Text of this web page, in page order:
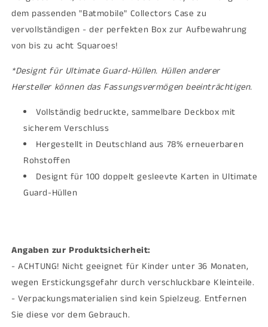
dem passenden "Batmobile" Collectors Case zu
vervollständigen - der perfekten Box zur Aufbewahrung
von bis zu acht Squaroes!
*Designt für Ultimate Guard-Hüllen. Hüllen anderer
Hersteller können das Fassungsvermögen beeinträchtigen.
Vollständig bedruckte, sammelbare Deckbox mit
sicherem Verschluss
Hergestellt in Deutschland aus 78% erneuerbaren
Rohstoffen
Designt für 100 doppelt gesleevte Karten in Ultimate
Guard-Hüllen
Angaben zur Produktsicherheit:
- ACHTUNG! Nicht geeignet für Kinder unter 36 Monaten,
wegen Erstickungsgefahr durch verschluckbare Kleinteile.
- Verpackungsmaterialien sind kein Spielzeug. Entfernen
Sie diese vor dem Gebrauch.